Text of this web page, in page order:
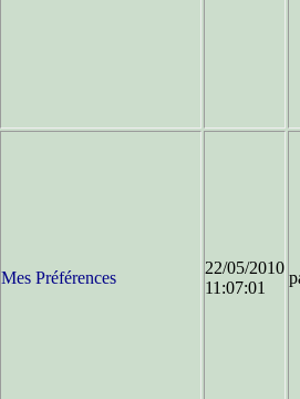
Mes Préférences
22/05/2010
11:07:01